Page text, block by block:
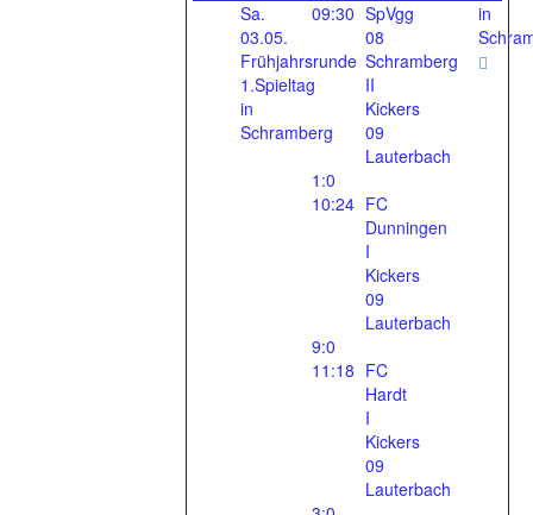
Sa.
03.05.
Frühjahrsrunde
1.Spieltag
in
Schramberg
09:30 SpVgg
08
Schramberg
II
Kickers
09
Lauterbach
1:0
10:24 FC
Dunningen
I
Kickers
09
Lauterbach
9:0
11:18 FC
Hardt
I
Kickers
09
Lauterbach
in